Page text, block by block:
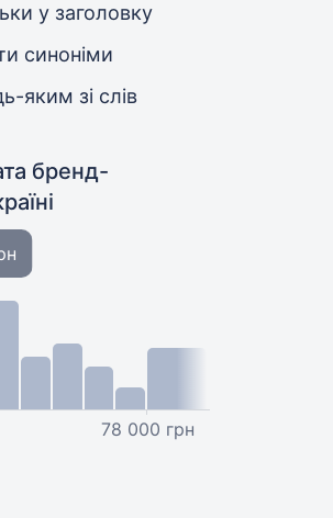
у заголовку
синоніми
яким зі слів
бренд-
78 000 грн